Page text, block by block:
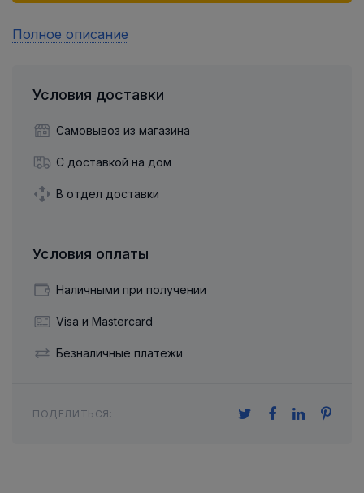
Полное описание
Условия доставки
Самовывоз из магазина
С доставкой на дом
В отдел доставки
Условия оплаты
Наличными при получении
Visa и Mastercard
Безналичные платежи
ПОДЕЛИТЬСЯ: